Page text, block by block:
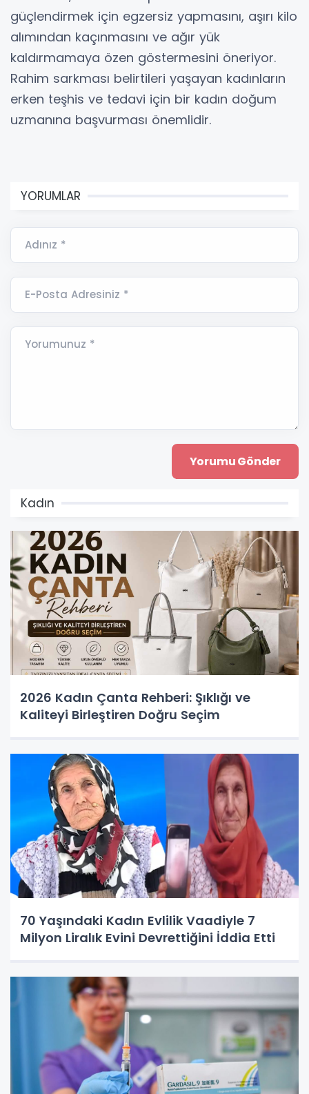
güçlendirmek için egzersiz yapmasını, aşırı kilo
alımından kaçınmasını ve ağır yük
kaldırmamaya özen göstermesini öneriyor.
Rahim sarkması belirtileri yaşayan kadınların
erken teşhis ve tedavi için bir kadın doğum
uzmanına başvurması önemlidir.
YORUMLAR
Adınız *
E-Posta Adresiniz *
Yorumunuz *
Kadın
2026 Kadın Çanta Rehberi: Şıklığı ve
Kaliteyi Birleştiren Doğru Seçim
70 Yaşındaki Kadın Evlilik Vaadiyle 7
Milyon Liralık Evini Devrettiğini İddia Etti